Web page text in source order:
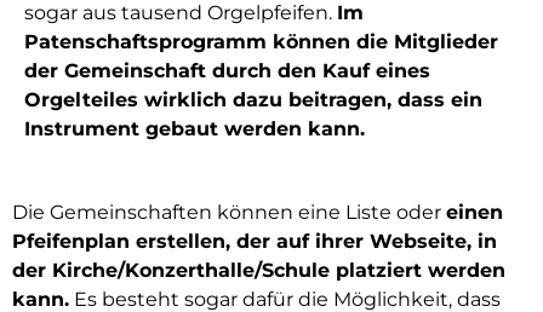
sogar aus tausend Orgelpfeifen. Im
Patenschaftsprogramm können die Mitglieder
der Gemeinschaft durch den Kauf eines
Orgelteiles wirklich dazu beitragen, dass ein
Instrument gebaut werden kann.
Die Gemeinschaften können eine Liste oder einen
Pfeifenplan erstellen, der auf ihrer Webseite, in
der Kirche/Konzerthalle/Schule platziert werden
kann. Es besteht sogar dafür die Möglichkeit, dass